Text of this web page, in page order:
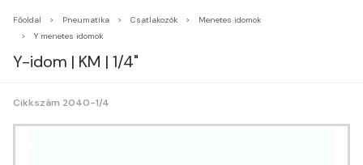
Főoldal Pneumatika Csatlakozók
Menetes idomok
Y menetes idomok
Y-idom | KM | 1/4"
Cikkszám 2040-1/4